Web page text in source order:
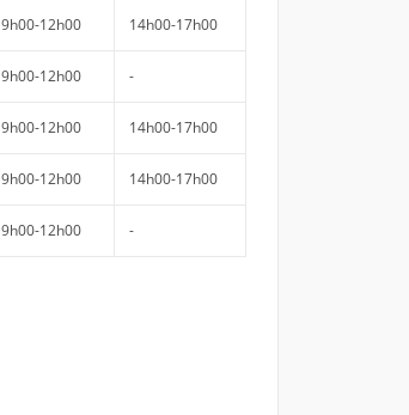
9h00-12h00 14h00-17h00
9h00-12h00 -
9h00-12h00 14h00-17h00
9h00-12h00 14h00-17h00
9h00-12h00 -